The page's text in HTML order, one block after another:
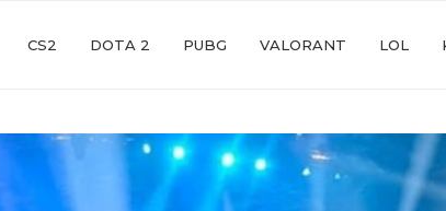
CS2 DOTA 2 PUBG VALORANT LOL